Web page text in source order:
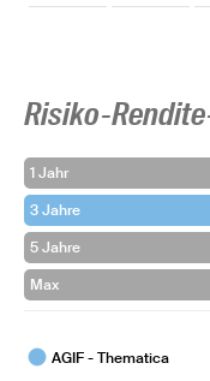
Risiko-
1 Jahr
3 Jahre
5 Jahre
Max
AGIF - Thematica